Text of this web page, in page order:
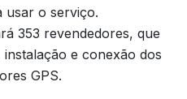
usar o serviço.
353 revendedores, que
e conexão dos
GPS.